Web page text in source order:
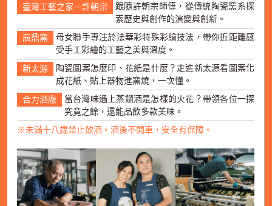
臺灣工藝之家－許朝宗
跟隨許朝宗師傅，從傳統陶瓷窯系探
索歷史與創作的演變與創新。
辰鼎窯
母女聯手專注於法華彩特殊彩繪技法，帶你近距離感
受手工彩繪的工藝之美與溫度。
新太源
陶瓷圖案怎麼印、花紙是什麼？走進新太源看圖案化
成花紙、貼上器物進窯燒，一次懂。
合力酒廠
當台灣味遇上蒸餾酒是怎樣的火花？帶領各位一探
究竟之餘，還能品飲多款美味。
※未滿十八歲禁止飲酒。酒後不開車，安全有保障。